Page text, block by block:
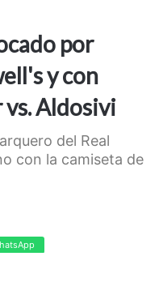
por
y con
Aldosivi
del Real
con la camiseta de